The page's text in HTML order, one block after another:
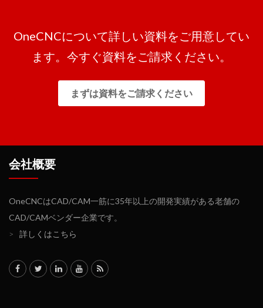
OneCNCについて詳しい資料をご用意してい
ます。今すぐ資料をご請求ください。
まずは資料をご請求ください
会社概要
OneCNCはCAD/CAM一筋に35年以上の開発実績がある老舗の
CAD/CAMベンダー企業です。
>
詳しくはこちら